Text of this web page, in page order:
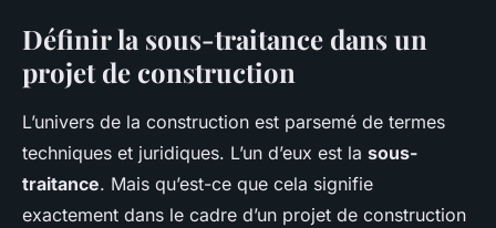
Définir la sous-traitance dans un
projet de construction
L’univers de la construction est parsemé de termes
techniques et juridiques. L’un d’eux est la sous-
traitance. Mais qu’est-ce que cela signifie
exactement dans le cadre d’un projet de construction